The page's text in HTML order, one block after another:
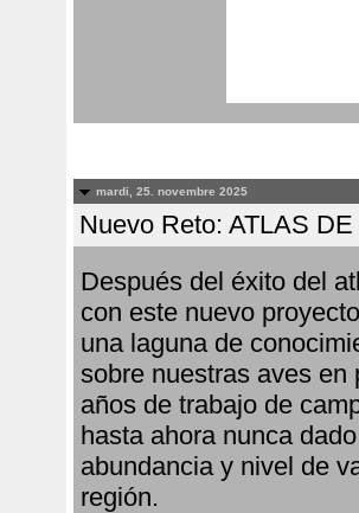
mardi, 25. novembre 2025
Nuevo Reto: ATLAS
Después del éxito del
con este nuevo
una laguna de
sobre nuestras aves en
años de trabajo de
hasta ahora nunca
abundancia y nivel de
región.